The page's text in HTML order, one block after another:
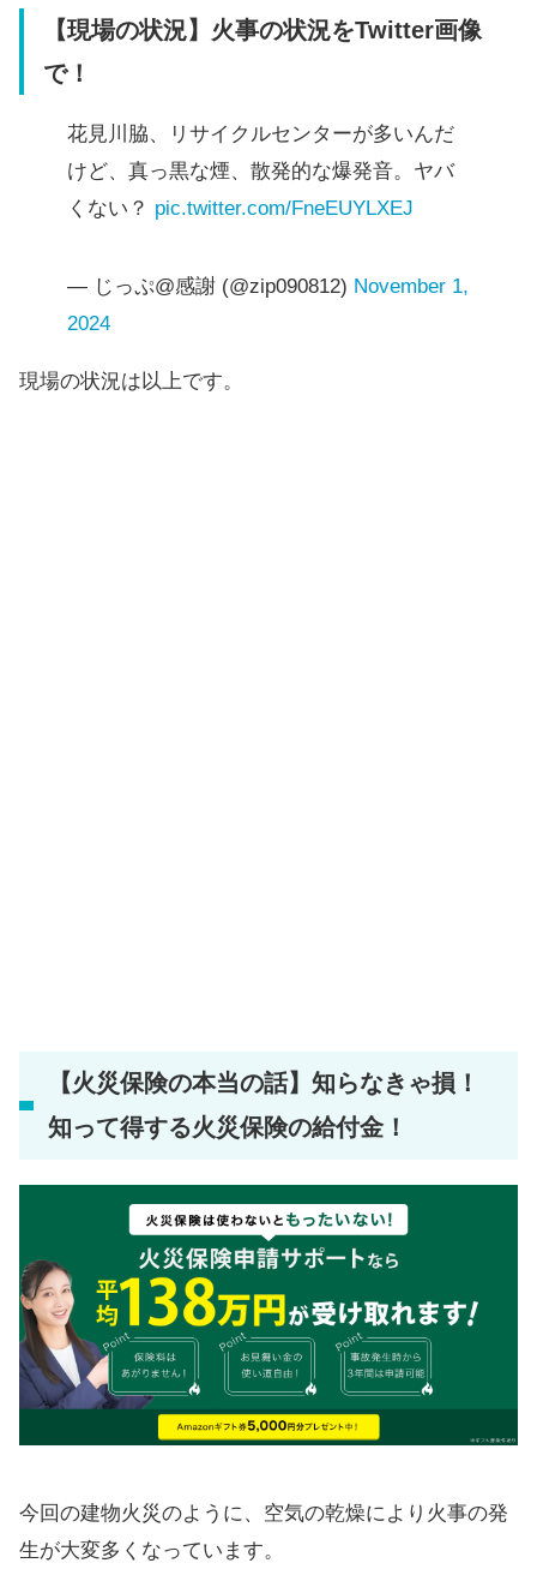
【現場の状況】火事の状況をTwitter画像
で！
花見川脇、リサイクルセンターが多いんだ
けど、真っ黒な煙、散発的な爆発音。ヤバ
くない？ pic.twitter.com/FneEUYLXEJ
— じっぷ@感謝 (@zip090812) November 1,
2024
現場の状況は以上です。
【火災保険の本当の話】知らなきゃ損！
知って得する火災保険の給付金！
今回の建物火災のように、空気の乾燥により火事の発
生が大変多くなっています。